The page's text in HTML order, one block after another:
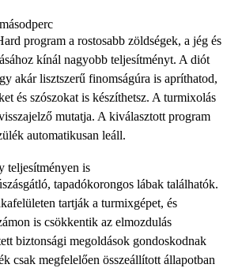
program a rostosabb zöldségek, a jég és
kínál nagyobb teljesítményt. A diót
akár lisztszerű finomságúra is apríthatod,
és szószokat is készíthetsz. A turmixolás
mutatja. A kiválasztott program
automatikusan leáll.
teljesítményen is
tapadókorongos lábak találhatók.
tartják a turmixgépet, és
is csökkentik az elmozdulás
biztonsági megoldások gondoskodnak
csak megfelelően összeállított állapotban